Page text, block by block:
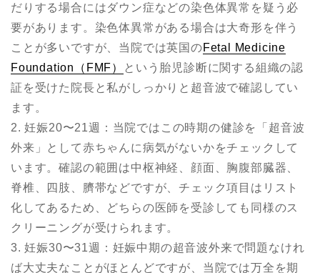
だりする場合にはダウン症などの染色体異常を疑う必
要があります。染色体異常がある場合は大奇形を伴う
ことが多いですが、当院では英国のFetal Medicine
Foundation（FMF）
という胎児診断に関する組織の認
証を受けた院長と私がしっかりと超音波で確認してい
ます。
2. 妊娠20〜21週：当院ではこの時期の健診を「超音波
外来」として赤ちゃんに病気がないかをチェックして
います。確認の範囲は中枢神経、顔面、胸腹部臓器、
脊椎、四肢、臍帯などですが、チェック項目はリスト
化してあるため、どちらの医師を受診しても同様のス
クリーニングが受けられます。
3. 妊娠30〜31週：妊娠中期の超音波外来で問題なけれ
ば大丈夫なことがほとんどですが、当院では万全を期